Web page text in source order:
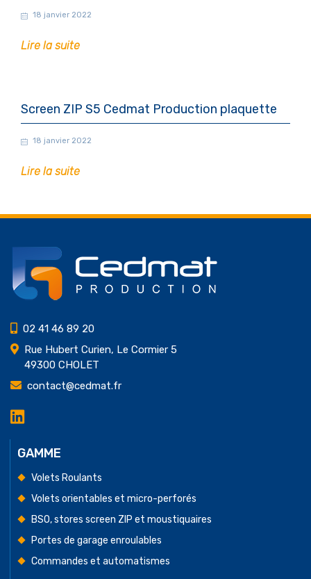
18 janvier 2022
Lire la suite
Screen ZIP S5 Cedmat Production plaquette
18 janvier 2022
Lire la suite
02 41 46 89 20
Rue Hubert Curien, Le Cormier 5
49300 CHOLET
contact@cedmat.fr
LinkedIn
Cedmat
Production
GAMME
Volets Roulants
Volets orientables et micro-perforés
BSO, stores screen ZIP et moustiquaires
Portes de garage enroulables
Commandes et automatismes